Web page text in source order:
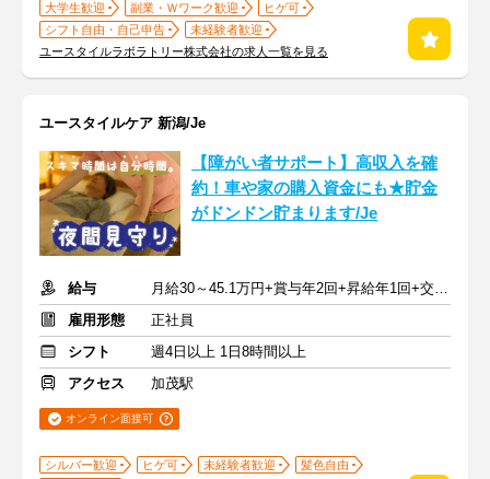
大学生歓迎 副業・Ｗワーク歓迎
ヒゲ可
シフト自由・自己申告
未経験者歓迎
ユースタイルラボラトリー株式会社の求人一覧を見る
ユースタイルケア 新潟/Je
【障がい者サポート】高収入を確
約！車や家の購入資金にも★貯金
がドンドン貯まります/Je
給与
月給30～45.1万円+賞与年2回+昇給年1回+交通費全額
雇用形態
正社員
シフト
週4日以上 1日8時間以上
アクセス
加茂駅
オンライン面接可
シルバー歓迎 ヒゲ可 未経験者歓迎
髪色自由